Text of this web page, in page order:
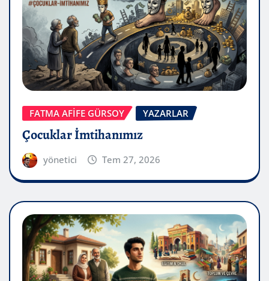
FATMA AFİFE GÜRSOY YAZARLAR
Çocuklar İmtihanımız
yönetici Tem 27, 2026